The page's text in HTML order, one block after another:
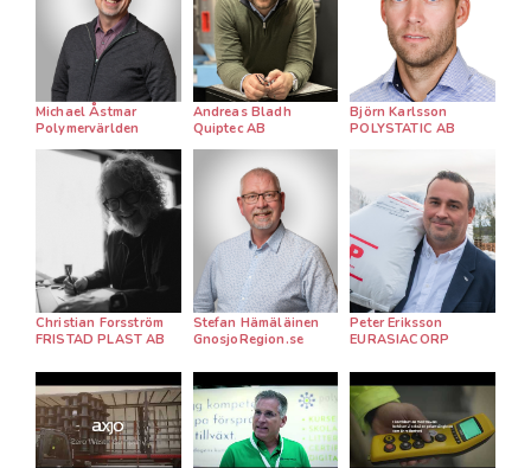
Michael Åstmar
Polymervärlden
Andreas Bladh
Quiptec AB
Björn Karlsson
POLYSTATIC AB
Christian Forsström
FRISTAD PLAST AB
Stefan Hämäläinen
GnosjoRegion.se
Peter Eriksson
EURASIACORP